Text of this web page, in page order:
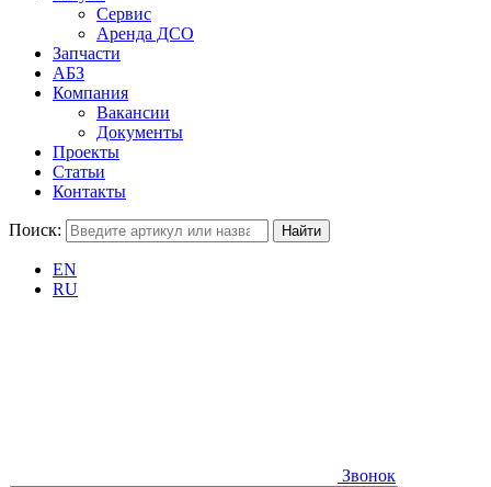
Сервис
Аренда ДСО
Запчасти
АБЗ
Компания
Вакансии
Документы
Проекты
Статьи
Контакты
Поиск:
EN
RU
Звонок